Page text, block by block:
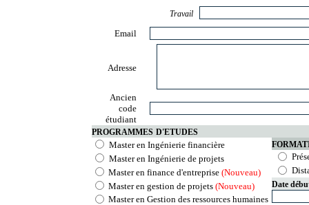
Travail
Email
Adresse
Ancien
code
étudiant
PROGRAMMES D'ETUDES
Master en Ingénierie financière
Date
Master en Ingénierie de projets
Master en finance d'entreprise (Nouveau)
Master en gestion de projets (Nouveau)
Master en Gestion des ressources humaines